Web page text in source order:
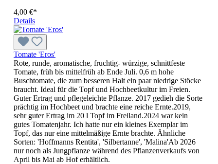
4,00 €*
Details
Tomate 'Eros'
Rote, runde, aromatische, fruchtig- würzige, schnittfeste
Tomate, früh bis mittelfrüh ab Ende Juli. 0,6 m hohe
Buschtomate, die zum besseren Halt ein paar niedrige Stöcke
braucht. Ideal für die Topf und Hochbeetkultur im Freien.
Guter Ertrag und pflegeleichte Pflanze. 2017 gedieh die Sorte
prächtig im Hochbeet und brachte eine reiche Ernte.2019,
sehr guter Ertrag im 20 l Topf im Freiland.2024 war kein
gutes Tomatenjahr. Ich hatte nur ein kleines Exemplar im
Topf, das nur eine mittelmäßige Ernte brachte. Ähnliche
Sorten: 'Hoffmanns Rentita', 'Silbertanne', 'Malina'Ab 2026
nur noch als Jungpflanze während des Pflanzenverkaufs von
April bis Mai ab Hof erhältlich.